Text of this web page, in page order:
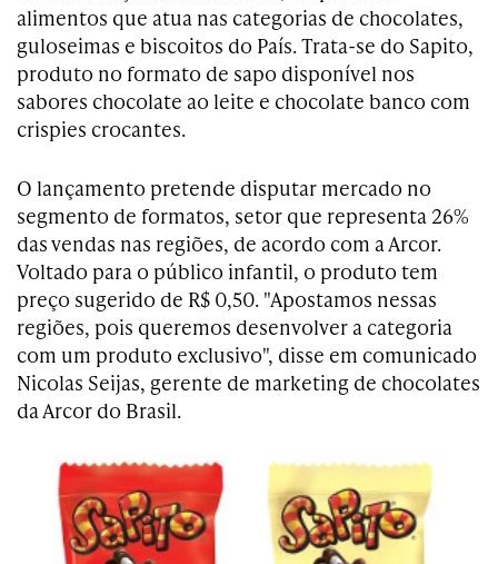
alimentos que atua nas categorias de chocolates,
guloseimas e biscoitos do País. Trata-se do Sapito,
produto no formato de sapo disponível nos
sabores chocolate ao leite e chocolate banco com
crispies crocantes.
O lançamento pretende disputar mercado no
segmento de formatos, setor que representa 26%
das vendas nas regiões, de acordo com a Arcor.
Voltado para o público infantil, o produto tem
preço sugerido de R$ 0,50. "Apostamos nessas
regiões, pois queremos desenvolver a categoria
com um produto exclusivo", disse em comunicado
Nicolas Seijas, gerente de marketing de chocolates
da Arcor do Brasil.